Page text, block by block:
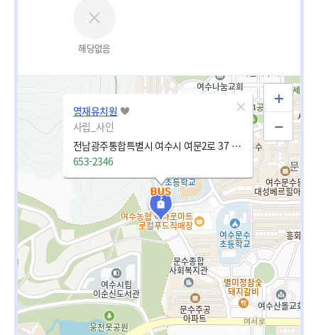
해당없음
영재유치원
사립_사인
전남광주통합특별시 여수시 여문2로 37 (문수동)
653-2346